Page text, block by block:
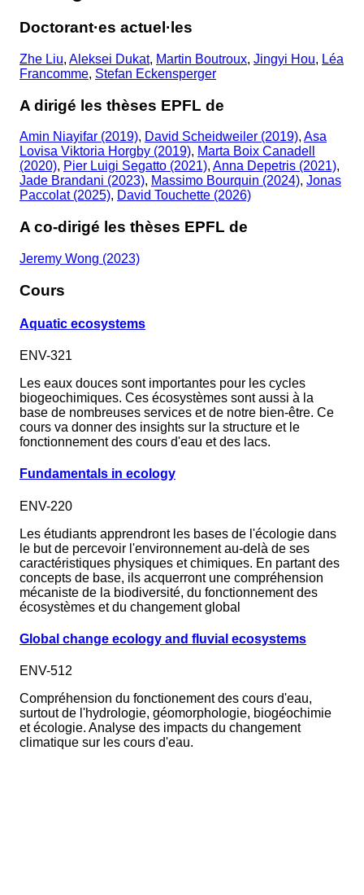
Doctorant·es actuel·les
Zhe Liu, Aleksei Dukat, Martin Boutroux, Jingyi Hou, Léa
Francomme, Stefan Eckensperger
A dirigé les thèses EPFL de
Amin Niayifar (2019), David Scheidweiler (2019), Asa
Lovisa Viktoria Horgby (2019), Marta Boix Canadell
(2020), Pier Luigi Segatto (2021), Anna Depetris (2021),
Jade Brandani (2023), Massimo Bourquin (2024), Jonas
Paccolat (2025), David Touchette (2026)
A co-dirigé les thèses EPFL de
Jeremy Wong (2023)
Cours
Aquatic ecosystems
ENV-321
Les eaux douces sont importantes pour les cycles
biogeochimiques. Ces écosystèmes sont aussi à la
base de nombreuses services et de notre bien-être. Ce
cours va donner des insights sur la structure et le
fonctionnement des cours d'eau et des lacs.
Fundamentals in ecology
ENV-220
Les étudiants apprendront les bases de l'écologie dans
le but de percevoir l'environnement au-delà de ses
caractéristiques physiques et chimiques. En partant des
concepts de base, ils acquerront une compréhension
mécaniste de la biodiversité, du fonctionnement des
écosystèmes et du changement global
Global change ecology and fluvial ecosystems
ENV-512
Compréhension du fonctionement des cours d'eau,
surtout de l'hydrologie, géomorphologie, biogéochimie
et écologie. Analyse des impacts du changement
climatique sur les cours d'eau.